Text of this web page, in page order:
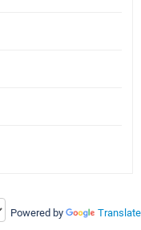
Powered by Translate